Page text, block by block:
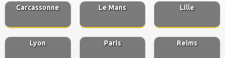
Carcassonne Le Mans Lille
Lyon Paris Reims